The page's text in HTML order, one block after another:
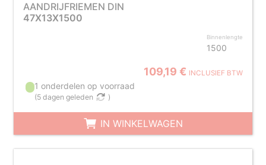
AANDRIJFRIEMEN DIN
47X13X1500
Binnenlengte
1500
109,19 € INCLUSIEF BTW
1 onderdelen op voorraad
(5 dagen geleden )
IN WINKELWAGEN